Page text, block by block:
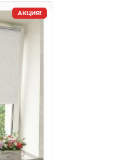
АКЦИЯ!